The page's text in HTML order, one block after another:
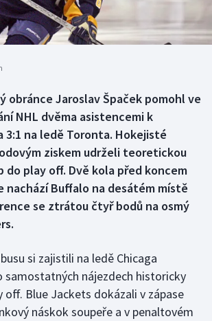
obránce Jaroslav Špaček pomohl ve
NHL dvěma asistencemi k
na ledě Toronta. Hokejisté
ziskem udrželi teoretickou
do play off. Dvě kola před koncem
nachází Buffalo na desátém místě
se ztrátou čtyř bodů na osmý
si zajistili na ledě Chicaga
samostatných nájezdech historicky
off. Blue Jackets dokázali v zápase
náskok soupeře a v penaltovém